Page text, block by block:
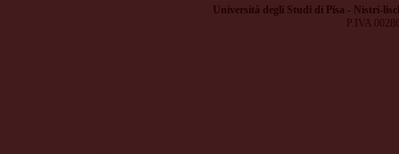
Università degli Studi di Pisa - Nistri-
P.IVA